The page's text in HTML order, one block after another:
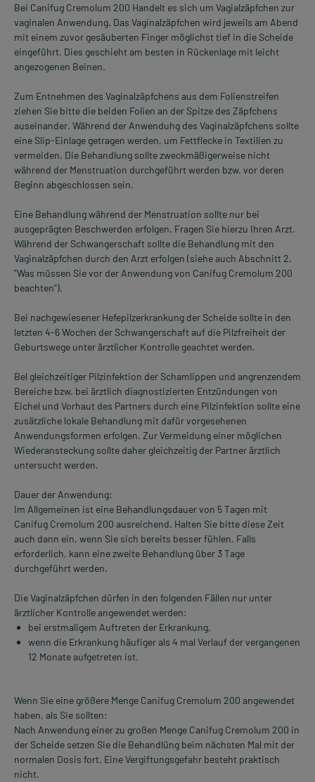
Bei Canifug Cremolum 200 Handelt es sich um Vagialzäpfchen zur
vaginalen Anwendung. Das Vaginalzäpfchen wird jeweils am Abend
mit einem zuvor gesäuberten Finger möglichst tief in die Scheide
eingeführt. Dies geschieht am besten in Rückenlage mit leicht
angezogenen Beinen.
Zum Entnehmen des Vaginalzäpfchens aus dem Folienstreifen
ziehen Sie bitte die beiden Folien an der Spitze des Zäpfchens
auseinander. Während der Anwenduhg des Vaginalzäpfchens sollte
eine Slip-Einlage getragen werden, um Fettflecke in Textilien zu
vermeiden. Die Behandlung sollte zweckmäßigerweise nicht
während der Menstruation durchgeführt werden bzw. vor deren
Beginn abgeschlossen sein.
Eine Behandlung während der Menstruation sollte nur bei
ausgeprägten Beschwerden erfolgen. Fragen Sie hierzu Ihren Arzt.
Während der Schwangerschaft sollte die Behandlung mit den
Vaginalzäpfchen durch den Arzt erfolgen (siehe auch Abschnitt 2.
"Was müssen Sie vor der Anwendung von Canifug Cremolum 200
beachten").
Bei nachgewiesener Hefepilzerkrankung der Scheide sollte in den
letzten 4-6 Wochen der Schwangerschaft auf die Pilzfreiheit der
Geburtswege unter ärztlicher Kontrolle geachtet werden.
Bel gleichzeitiger Pilzinfektion der Schamlippen und angrenzendem
Bereiche bzw. bei ärztlich diagnostizierten Entzündungen von
Eichel und Vorhaut des Partners durch eine Pilzinfektion sollte eine
zusätzliche lokale Behandlung mit dafür vorgesehenen
Anwendungsformen erfolgen. Zur Vermeidung einer möglichen
Wiederansteckung sollte daher gleichzeitig der Partner ärztlich
untersucht werden.
Dauer der Anwendung:
Im Allgemeinen ist eine Behandlungsdauer von 5 Tagen mit
Canifug Cremolum 200 ausreichend. Halten Sie bitte diese Zeit
auch dann ein, wenn Sie sich bereits besser fühlen. Falls
erforderlich, kann eine zweite Behandlung über 3 Tage
durchgeführt werden.
Die Vaginalzäpfchen dürfen in den folgenden Fällen nur unter
ärztlicher Kontrolle angewendet werden:
bei erstmaligem Auftreten der Erkrankung,
wenn die Erkrankung häufiger als 4 mal Verlauf der vergangenen
12 Monate aufgetreten ist.
Wenn Sie eine größere Menge Canifug Cremolum 200 angewendet
haben, als Sie sollten:
Nach Anwendung einer zu großen Menge Canifug Cremolum 200 in
der Scheide setzen Sie die Behandlüng beim nächsten Mal mit der
normalen Dosis fort. Eine Vergiftungsgefahr besteht praktisch
nicht.